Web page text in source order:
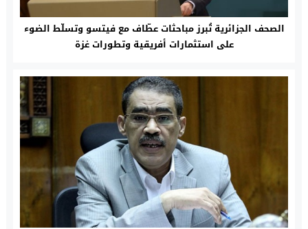
الصحف الجزائرية تُبرز مباحثات عطّاف مع فيتسو وتسلّط الضوء
على استثمارات أفريقية وتطورات غزة